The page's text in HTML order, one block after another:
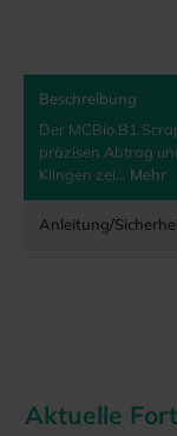
Beschreibung
Der MCBio B1
präzisen Abtrag
Klingen zei… Mehr
Anleitung/
Aktuelle